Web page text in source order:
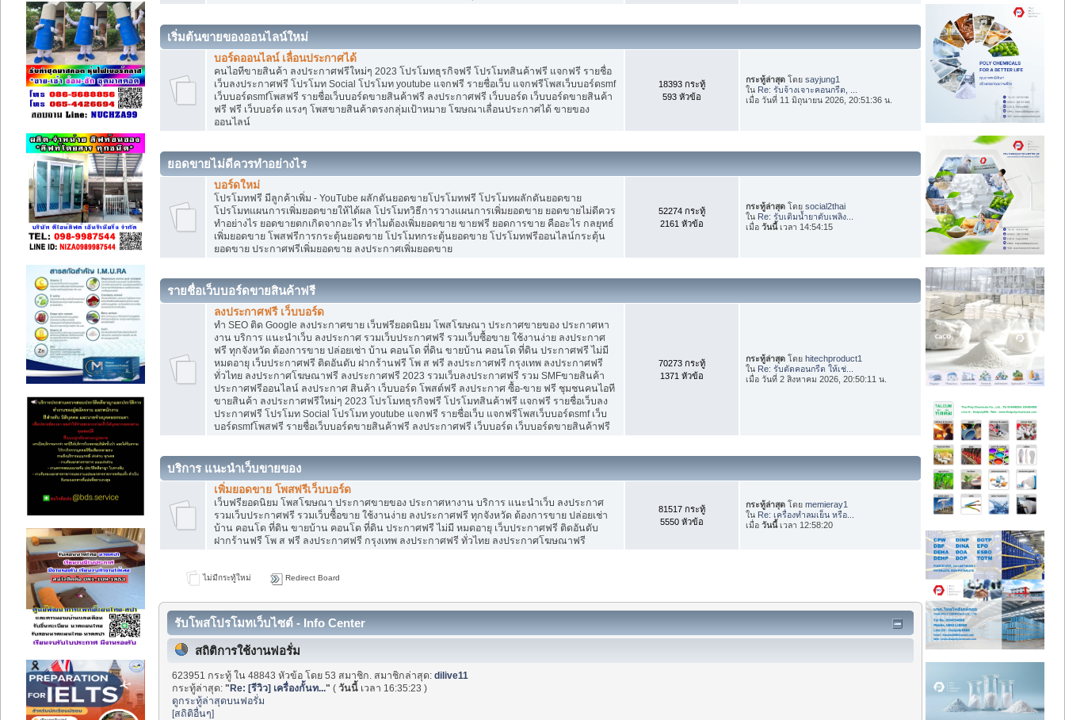
เริ่มต้นขายของออนไลน์ใหม่
บอร์ดออนไลน์ เลื่อนประกาศได้
คนไอทีขายสินค้า ลงประกาศฟรีใหม่ๆ 2023 โปรโมทธุรกิจฟรี โปรโมทสินค้าฟรี แจกฟรี รายชื่อ
เว็บลงประกาศฟรี โปรโมท Social โปรโมท youtube แจกฟรี รายชื่อเว็บ แจกฟรีโพสเว็บบอร์ดsmf
เว็บบอร์ดsmfโพสฟรี รายชื่อเว็บบอร์ดขายสินค้าฟรี ลงประกาศฟรี เว็บบอร์ด เว็บบอร์ดขายสินค้า
ฟรี ฟรี เว็บบอร์ด แรงๆ โพสขายสินค้าตรงกลุ่มเป้าหมาย โฆษณาเลื่อนประกาศได้ ขายของ
ออนไลน์
18393 กระทู้
593 หัวข้อ
กระทู้ล่าสุด โดยsayjung1
ใน Re: รับจ้างเจาะคอนกรีต, ...
เมื่อ วันที่ 11 มิถุนายน 2026, 20:51:36 น.
ยอดขายไม่ดีควรทำอย่างไร
บอร์ดใหม่
โปรโมทฟรี มีลูกค้าเพิ่ม - YouTube ผลักดันยอดขายโปรโมทฟรี โปรโมทผลักดันยอดขาย
โปรโมทแผนการเพิ่มยอดขายให้ได้ผล โปรโมทวิธีการวางแผนการเพิ่มยอดขาย ยอดขายไม่ดีควร
ทำอย่างไร ยอดขายตกเกิดจากอะไร ทำไมต้องเพิ่มยอดขาย ขายฟรี ยอดการขาย คืออะไร กลยุทธ์
เพิ่มยอดขาย โพสฟรีการกระตุ้นยอดขาย โปรโมทกระตุ้นยอดขาย โปรโมทฟรีออนไลน์กระตุ้น
ยอดขาย ประกาศฟรีเพิ่มยอดขาย ลงประกาศเพิ่มยอดขาย
52274 กระทู้
2161 หัวข้อ
กระทู้ล่าสุด โดยsocial2thai
ใน Re: รับเติมน้ำยาดับเพลิง...
เมื่อวันนี้เวลา 14:54:15
รายชื่อเว็บบอร์ดขายสินค้าฟรี
ลงประกาศฟรี เว็บบอร์ด
ทำ SEO ติด Google ลงประกาศขาย เว็บฟรียอดนิยม โพสโฆษณา ประกาศขายของ ประกาศหา
งาน บริการ แนะนำเว็บ ลงประกาศ รวมเว็บประกาศฟรี รวมเว็บซื้อขาย ใช้งานง่าย ลงประกาศ
ฟรี ทุกจังหวัด ต้องการขาย ปล่อยเช่า บ้าน คอนโด ที่ดิน ขายบ้าน คอนโด ที่ดิน ประกาศฟรี ไม่มี
หมดอายุ เว็บประกาศฟรี ติดอันดับ ฝากร้านฟรี โพ ส ฟรี ลงประกาศฟรี กรุงเทพ ลงประกาศฟรี
ทั่วไทย ลงประกาศโฆษณาฟรี ลงประกาศฟรี 2023 รวมเว็บลงประกาศฟรี รวม SMFขายสินค้า
ประกาศฟรีออนไลน์ ลงประกาศ สินค้า เว็บบอร์ด โพสต์ฟรี ลงประกาศ ซื้อ-ขาย ฟรี ชุมชนคนไอที
ขายสินค้า ลงประกาศฟรีใหม่ๆ 2023 โปรโมทธุรกิจฟรี โปรโมทสินค้าฟรี แจกฟรี รายชื่อเว็บลง
ประกาศฟรี โปรโมท Social โปรโมท youtube แจกฟรี รายชื่อเว็บ แจกฟรีโพสเว็บบอร์ดsmf เว็บ
บอร์ดsmfโพสฟรี รายชื่อเว็บบอร์ดขายสินค้าฟรี ลงประกาศฟรี เว็บบอร์ด เว็บบอร์ดขายสินค้าฟรี
70273 กระทู้
1371 หัวข้อ
กระทู้ล่าสุด โดยhitechproduct1
ใน Re: รับตัดคอนกรีต ให้เช่...
เมื่อ วันที่ 2 สิงหาคม 2026, 20:50:11 น.
บริการ แนะนำเว็บขายของ
เพิ่มยอดขาย โพสฟรีเว็บบอร์ด
เว็บฟรียอดนิยม โพสโฆษณา ประกาศขายของ ประกาศหางาน บริการ แนะนำเว็บ ลงประกาศ
รวมเว็บประกาศฟรี รวมเว็บซื้อขาย ใช้งานง่าย ลงประกาศฟรี ทุกจังหวัด ต้องการขาย ปล่อยเช่า
บ้าน คอนโด ที่ดิน ขายบ้าน คอนโด ที่ดิน ประกาศฟรี ไม่มี หมดอายุ เว็บประกาศฟรี ติดอันดับ
ฝากร้านฟรี โพ ส ฟรี ลงประกาศฟรี กรุงเทพ ลงประกาศฟรี ทั่วไทย ลงประกาศโฆษณาฟรี
81517 กระทู้
5550 หัวข้อ
กระทู้ล่าสุด โดยmemieray1
ใน Re: เครื่องทำลมเย็น หรือ...
เมื่อวันนี้เวลา 12:58:20
ไม่มีกระทู้ใหม่ Redirect Board
รับโพสโปรโมทเว็บไซต์ - Info Center
สถิติการใช้งานฟอรั่ม
623951 กระทู้ ใน 48843 หัวข้อ โดย 53 สมาชิก. สมาชิกล่าสุด:dilive11
กระทู้ล่าสุด:"Re: [รีวิว] เครื่องกั้นท..." (วันนี้ เวลา 16:35:23 )
ดูกระทู้ล่าสุดบนฟอรั่ม
[สถิติอื่นๆ]